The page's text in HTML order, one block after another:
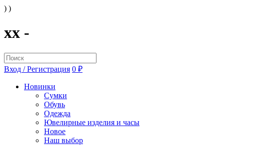
) )
xx -
Вход / Регистрация 0 ₽
Новинки
Сумки
Обувь
Одежда
Ювелирные изделия и часы
Новое
Наш выбор